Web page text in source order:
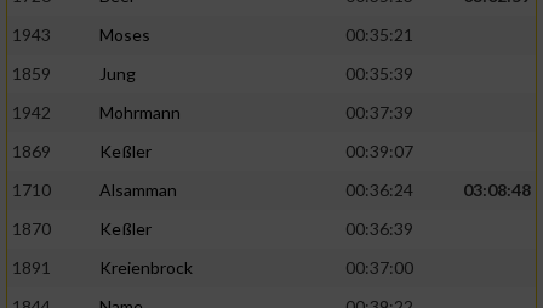
1943
Moses
00:35:21
1859
Jung
00:35:39
1942
Mohrmann
00:37:39
1869
Keßler
00:39:07
1710
Alsamman 00:36:24
03:08:48
1870
Keßler
00:36:39
1891
Kreienbrock
00:37:00